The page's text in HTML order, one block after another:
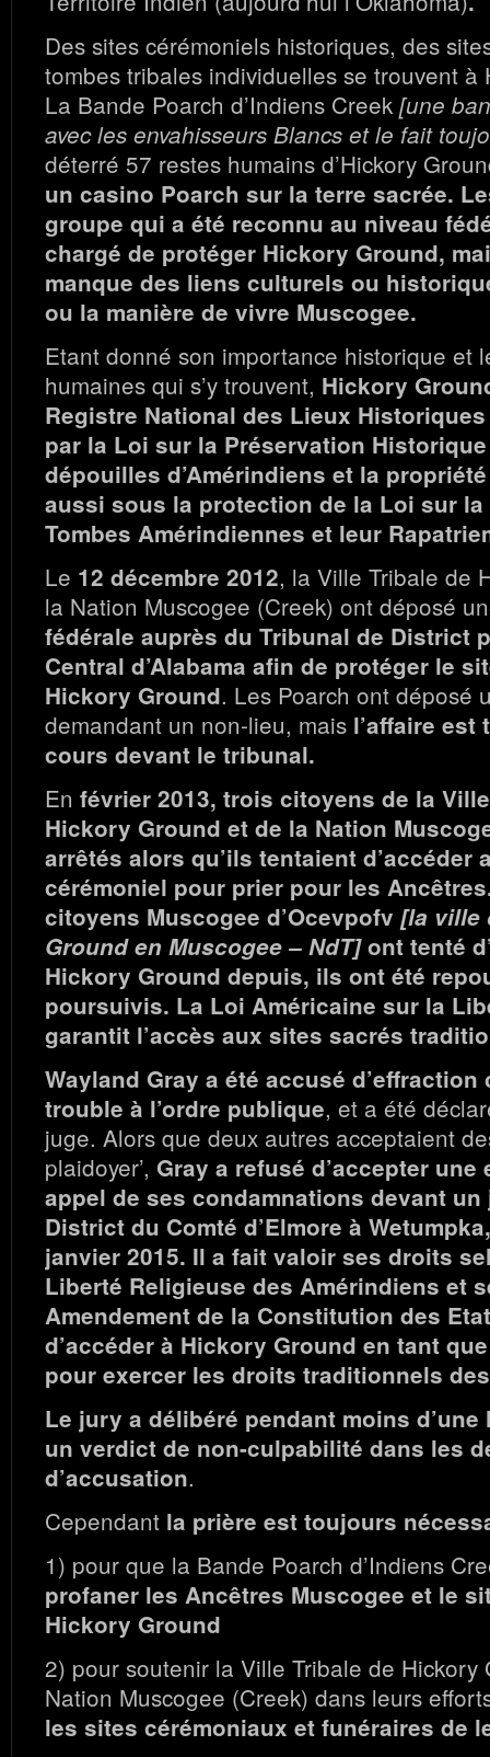
Des sites cérémoniels historiques, des
tombes tribales individuelles se trouvent à
La Bande Poarch d’Indiens Creek [une
avec les envahisseurs Blancs et le fait
déterré 57 restes humains d’Hickory
un casino Poarch sur la terre sacrée.
groupe qui a été reconnu au niveau
chargé de protéger Hickory Ground,
manque des liens culturels ou
ou la manière de vivre Muscogee.
Etant donné son importance historique et
humaines qui s’y trouvent, Hickory
Registre National des Lieux
par la Loi sur la Préservation
dépouilles d’Amérindiens et la
aussi sous la protection de la Loi sur
Tombes Amérindiennes et leur
Le 12 décembre 2012, la Ville Tribale de
la Nation Muscogee (Creek) ont déposé
fédérale auprès du Tribunal de District
Central d’Alabama afin de protéger le
Hickory Ground. Les Poarch ont déposé
demandant un non-lieu, mais l’affaire est
cours devant le tribunal.
En février 2013, trois citoyens de la
Hickory Ground et de la Nation
arrêtés alors qu’ils tentaient d’accéder
cérémoniel pour prier pour les
citoyens Muscogee d’Ocevpofv [la ville
Ground en Muscogee – NdT]ont tenté
Hickory Ground depuis, ils ont été
poursuivis. La Loi Américaine sur la
garantit l’accès aux sites sacrés
Wayland Gray a été accusé
trouble à l’ordre publique, et a été
juge. Alors que deux autres acceptaient
plaidoyer’, Gray a refusé d’accepter une
appel de ses condamnations devant
District du Comté d’Elmore à
janvier 2015. Il a fait valoir ses droits
Liberté Religieuse des Amérindiens et
Amendement de la Constitution des
d’accéder à Hickory Ground en tant
pour exercer les droits traditionnels
Le jury a délibéré pendant moins d’une
un verdict de non-culpabilité dans les
d’accusation.
Cependant la prière est toujours
1) pour que la Bande Poarch d’Indiens
profaner les Ancêtres Muscogee et le
Hickory Ground
2) pour soutenir la Ville Tribale de Hickory
Nation Muscogee (Creek) dans leurs
les sites cérémoniaux et funéraires de